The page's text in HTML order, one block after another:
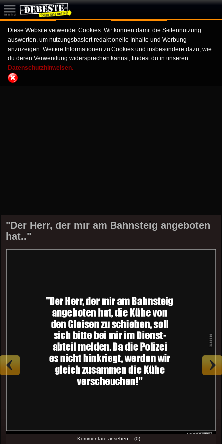
Diese Website verwendet Cookies. Wir können damit die Seitennutzung
auswerten, um nutzungsbasiert redaktionelle Inhalte und Werbung
anzuzeigen. Weitere Informationen zu Cookies und insbesondere dazu, wie
du deren Verwendung widersprechen kannst, findest du in unseren
Datenschutzhinweisen.
"Der Herr, der mir am Bahnsteig angeboten
hat.."
Kommentare ansehen... (0)